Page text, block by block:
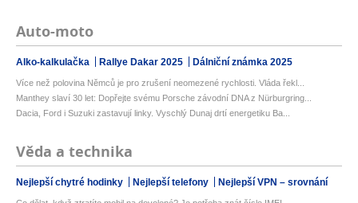
Auto-moto
Alko-kalkulačka Rallye Dakar 2025 Dálniční známka 2025
Více než polovina Němců je pro zrušení neomezené rychlosti. Vláda řekl...
Manthey slaví 30 let: Dopřejte svému Porsche závodní DNA z Nürburgring...
Dacia, Ford i Suzuki zastavují linky. Vyschlý Dunaj drtí energetiku Ba...
Věda a technika
Nejlepší chytré hodinky Nejlepší telefony Nejlepší VPN – srovnání